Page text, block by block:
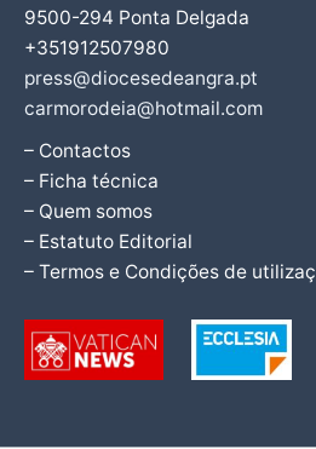
9500-294 Ponta Delgada
+351912507980
press@diocesedeangra.pt
carmorodeia@hotmail.com
– Contactos
– Ficha técnica
– Quem somos
– Estatuto Editorial
– Termos e Condições de